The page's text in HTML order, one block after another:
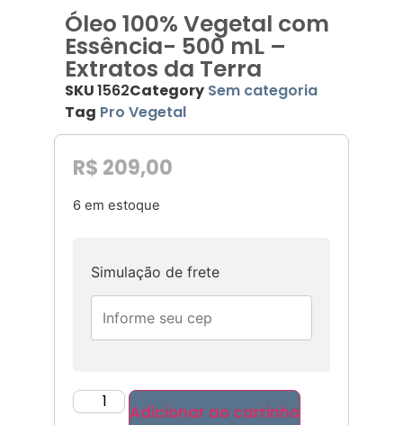
Óleo 100% Vegetal com
Essência- 500 mL –
Extratos da Terra
SKU1562Category Sem categoria
Tag Pro Vegetal
R$ 209,00
6 em estoque
Simulação de frete
Adicionar ao carrinho